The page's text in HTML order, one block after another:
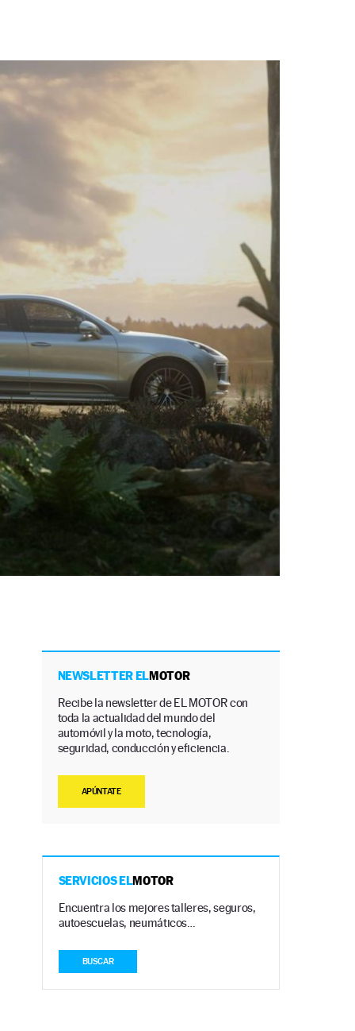
NEWSLETTER ELMOTOR
Recibe la newsletter de EL MOTOR con
toda la actualidad del mundo del
automóvil y la moto, tecnología,
seguridad, conducción y eficiencia.
APÚNTATE
SERVICIOS ELMOTOR
Encuentra los mejores talleres, seguros,
autoescuelas, neumáticos…
BUSCAR